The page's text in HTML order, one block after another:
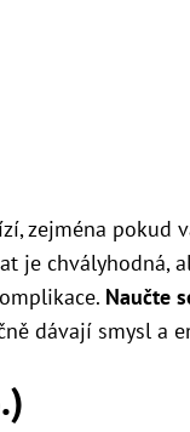
zejména pokud
je chvályhodná,
Naučte
dávají smysl a